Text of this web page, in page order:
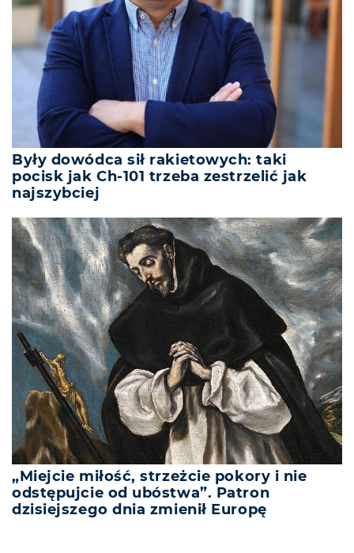
Były dowódca sił rakietowych: taki
pocisk jak Ch-101 trzeba zestrzelić jak
najszybciej
„Miejcie miłość, strzeżcie pokory i nie
odstępujcie od ubóstwa”. Patron
dzisiejszego dnia zmienił Europę